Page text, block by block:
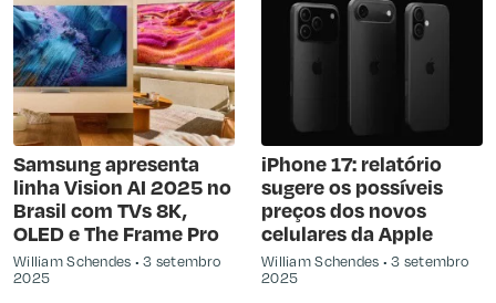
Samsung apresenta
linha Vision AI 2025 no
Brasil com TVs 8K,
OLED e The Frame Pro
William Schendes
3 setembro
2025
iPhone 17: relatório
sugere os possíveis
preços dos novos
celulares da Apple
William Schendes
3 setembro
2025